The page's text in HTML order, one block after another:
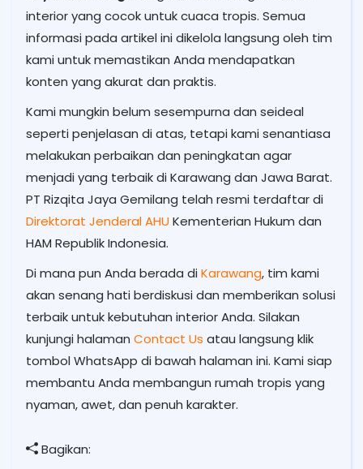
interior yang cocok untuk cuaca tropis. Semua
informasi pada artikel ini dikelola langsung oleh tim
kami untuk memastikan Anda mendapatkan
konten yang akurat dan praktis.
Kami mungkin belum sesempurna dan seideal
seperti penjelasan di atas, tetapi kami senantiasa
melakukan perbaikan dan peningkatan agar
menjadi yang terbaik di Karawang dan Jawa Barat.
PT Rizqita Jaya Gemilang telah resmi terdaftar di
Direktorat Jenderal AHUKementerian Hukum dan
HAM Republik Indonesia.
Di mana pun Anda berada diKarawang, tim kami
akan senang hati berdiskusi dan memberikan solusi
terbaik untuk kebutuhan interior Anda. Silakan
kunjungi halaman Contact Us atau langsung klik
tombol WhatsApp di bawah halaman ini. Kami siap
membantu Anda membangun rumah tropis yang
nyaman, awet, dan penuh karakter.
Bagikan: